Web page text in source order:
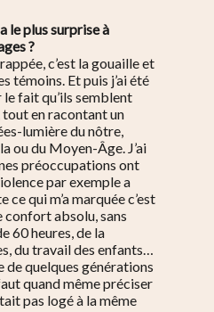
le plus surprise à
?
c’est la gouaille et
témoins. Et puis j’ai été
fait qu’ils semblent
en racontant un
lumière du nôtre,
ou du Moyen-Âge. J’ai
préoccupations ont
par exemple a
qui m’a marquée c’est
confort absolu, sans
60 heures, de la
du travail des enfants…
de quelques générations
quand même préciser
pas logé à la même